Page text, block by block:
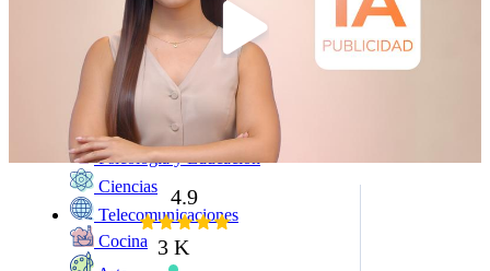
Salud
Programación
Marketing
Idiomas
Deporte
Psicología y Educación
Ciencias
Telecomunicaciones
Cocina
4.9
3 K